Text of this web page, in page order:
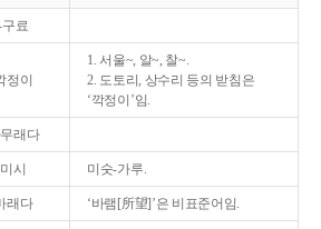
구료
정이
1. 서울~, 알~, 찰~.
2. 도토리, 상수리 등의 받침은
‘깍정이’임.
래다
미시 미숫-가루.
래다 ‘바램[所望]’은 비표준어임.